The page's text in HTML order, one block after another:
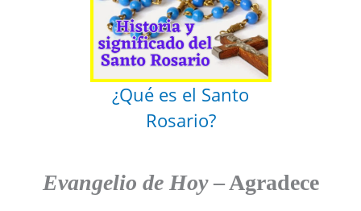
¿Qué es el Santo
Rosario?
Evangelio de Hoy– Agradece